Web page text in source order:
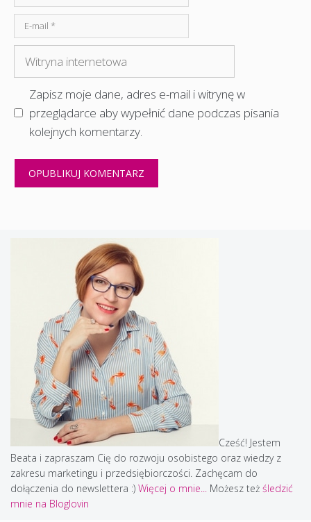
mail
internetowa
Zapisz moje dane, adres e-mail i witrynę w
przeglądarce aby wypełnić dane podczas pisania
kolejnych komentarzy.
Cześć! Jestem
Beata i zapraszam Cię do rozwoju osobistego oraz wiedzy z
zakresu marketingu i przedsiębiorczości. Zachęcam do
dołączenia do newslettera :) Więcej o mnie... Możesz też śledzić
mnie na Bloglovin